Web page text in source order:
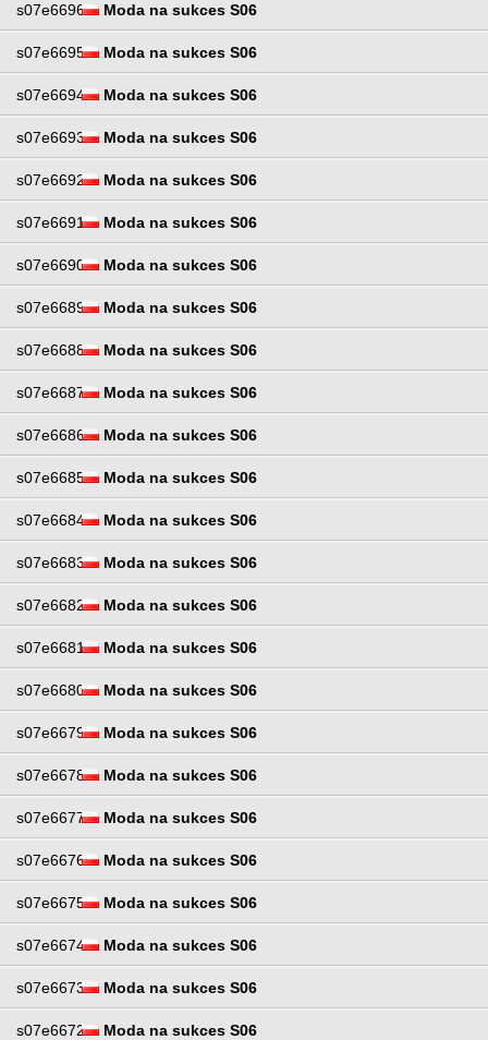
s07e6696 Moda na sukces S06
s07e6695 Moda na sukces S06
s07e6694 Moda na sukces S06
s07e6693 Moda na sukces S06
s07e6692 Moda na sukces S06
s07e6691 Moda na sukces S06
s07e6690 Moda na sukces S06
s07e6689 Moda na sukces S06
s07e6688 Moda na sukces S06
s07e6687 Moda na sukces S06
s07e6686 Moda na sukces S06
s07e6685 Moda na sukces S06
s07e6684 Moda na sukces S06
s07e6683 Moda na sukces S06
s07e6682 Moda na sukces S06
s07e6681 Moda na sukces S06
s07e6680 Moda na sukces S06
s07e6679 Moda na sukces S06
s07e6678 Moda na sukces S06
s07e6677 Moda na sukces S06
s07e6676 Moda na sukces S06
s07e6675 Moda na sukces S06
s07e6674 Moda na sukces S06
s07e6673 Moda na sukces S06
s07e6672 Moda na sukces S06